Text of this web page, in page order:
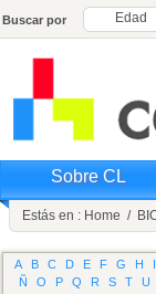
Buscar por Edad
Sobre CL
Estás en : Home /
A B C D E F G H I
Ñ
O P Q R S T U